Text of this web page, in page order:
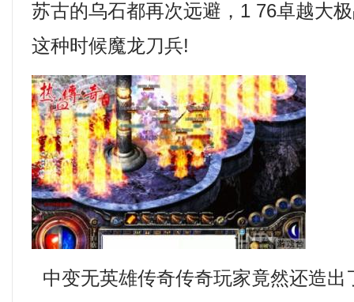
苏古的乌石都再次远避，1 76卓越大
这种时候魔龙刀兵!
中变无英雄传奇传奇玩家竟然还造出